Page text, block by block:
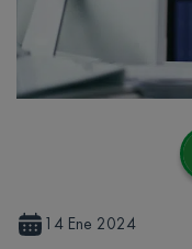
14 Ene 2024